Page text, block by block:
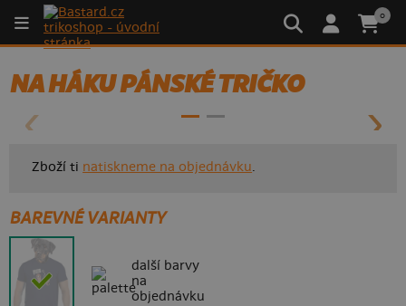
0
NA HÁKU PÁNSKÉ TRIČKO
Zboží ti natiskneme na objednávku.
BAREVNÉ VARIANTY
další barvy
na
objednávku